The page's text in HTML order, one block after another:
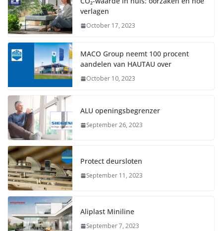
verlagen
October 17, 2023
MACO Group neemt 100 procent
aandelen van HAUTAU over
October 10, 2023
ALU openingsbegrenzer
September 26, 2023
Protect deursloten
September 11, 2023
Aliplast Miniline
September 7, 2023